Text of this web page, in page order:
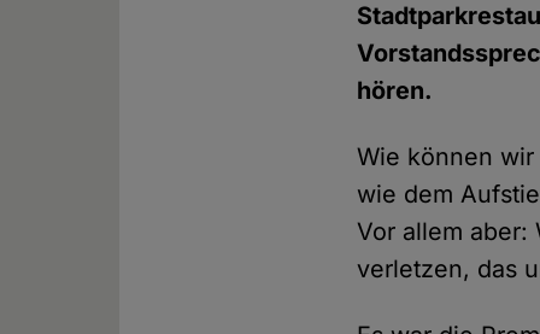
hören.
Wie können
wie dem
Vor allem aber:
verletzen, das